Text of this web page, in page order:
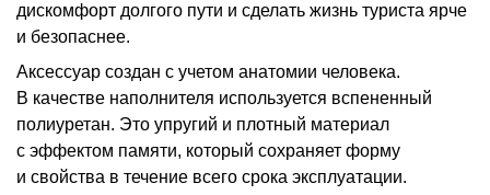
дискомфорт долгого пути и сделать жизнь туриста ярче
и безопаснее.
Аксессуар создан с учетом анатомии человека.
В качестве наполнителя используется вспененный
полиуретан. Это упругий и плотный материал
с эффектом памяти, который сохраняет форму
и свойства в течение всего срока эксплуатации.